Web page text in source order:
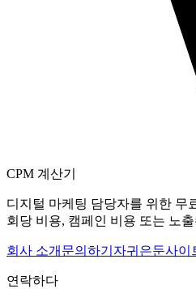
CPM 계산기
디지털 마케팅 담당자를 위한 무
회당 비용, 캠페인 비용 또는 노
회사 소개 문의하기 자귀 은둔사이
연락하다